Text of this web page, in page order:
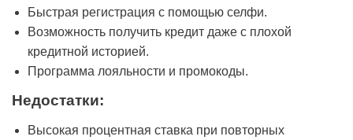
Быстрая регистрация с помощью селфи.
Возможность получить кредит даже с плохой
кредитной историей.
Программа лояльности и промокоды.
Недостатки:
Высокая процентная ставка при повторных